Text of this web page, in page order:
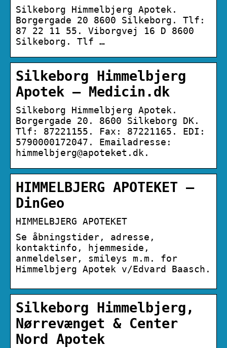
Silkeborg Himmelbjerg Apotek.
Borgergade 20 8600 Silkeborg. Tlf:
87 22 11 55. Viborgvej 16 D 8600
Silkeborg. Tlf …
Silkeborg Himmelbjerg
Apotek – Medicin.dk
Silkeborg Himmelbjerg Apotek.
Borgergade 20. 8600 Silkeborg DK.
Tlf: 87221155. Fax: 87221165. EDI:
5790000172047. Emailadresse:
himmelbjerg@apoteket.dk.
HIMMELBJERG APOTEKET –
DinGeo
HIMMELBJERG APOTEKET
Se åbningstider, adresse,
kontaktinfo, hjemmeside,
anmeldelser, smileys m.m. for
Himmelbjerg Apotek v/Edvard Baasch.
Silkeborg Himmelbjerg,
Nørrevænget & Center
Nord Apotek